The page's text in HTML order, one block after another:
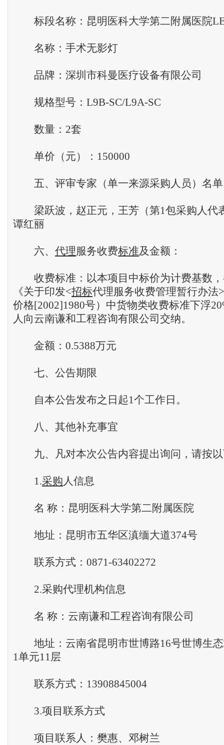
标段名称：昆明医科大学第二附属医院
名称：手术无影灯
品牌：深圳市科曼医疗设备有限公司
规格型号：L9B-SC/L9A-SC
数量：2套
单价（元）：150000
五、评审专家（单一来源采购人员）名
梁跃波，赵正元，王芳（第1包采购人代
谭红丽
六、 代理服务收费标准及金额：
收费标准：以本项目中标价为计费基数，
《关于印发<招标代理服务收费管理暂行办法
价格[2002]1980号）中货物类收费标准下浮
人向云南谦和工程咨询有限公司交纳。
金额：0.5388万元
七、公告期限
自本公告发布之日起1个工作日。
八、其他补充事宜
九、凡对本次公告内容提出询问，请按以
1.采购 人信息
名 称：昆明医科大学第二附属医院
地址：昆明市五华区滇缅大道374号
联系方式：0871-63402272
2.采购代理机构信息
名 称：云南谦和工程咨询有限公司
地址：云南省昆明市世博路16号世博生态
1单元11层
联系方式：13908845004
3.项目联系方式
项目联系人：樊惠、邓树兰